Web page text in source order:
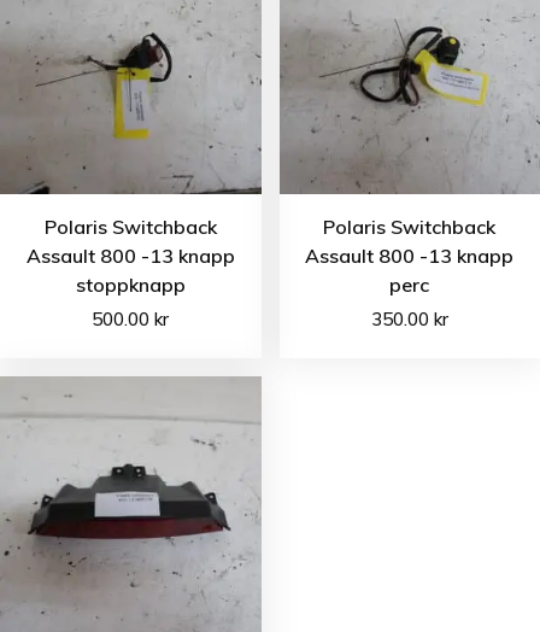
Polaris Switchback
Assault 800 -13 knapp
stoppknapp
500.00kr
Polaris Switchback
Assault 800 -13 knapp
perc
350.00 kr